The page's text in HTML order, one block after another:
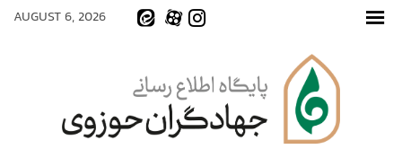
AUGUST 6, 2026